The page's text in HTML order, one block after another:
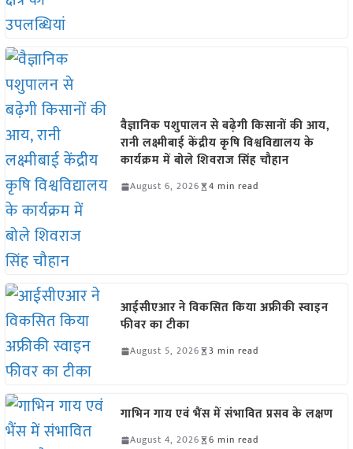
वैज्ञानिक पशुपालन से बढ़ेगी किसानों की आय,
रानी लक्ष्मीबाई केंद्रीय कृषि विश्वविद्यालय के
कार्यक्रम में बोले शिवराज सिंह चौहान
August 6, 2026 4 min read
आईसीएआर ने विकसित किया अफ्रीकी स्वाइन
फीवर का टीका
August 5, 2026 3 min read
गाभिन गाय एवं भैंस में संभावित प्रसव के लक्षण
August 4, 2026 6 min read